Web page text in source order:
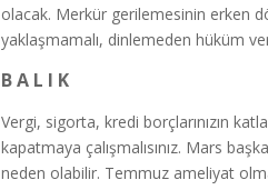
olacak. Merkür gerilemesinin erken
yaklaşmamalı, dinlemeden hüküm
B A L I K
Vergi, sigorta, kredi borçlarınızın
kapatmaya çalışmalısınız. Mars
neden olabilir. Temmuz ameliyat